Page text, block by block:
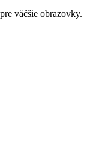
väčšie obrazovky.